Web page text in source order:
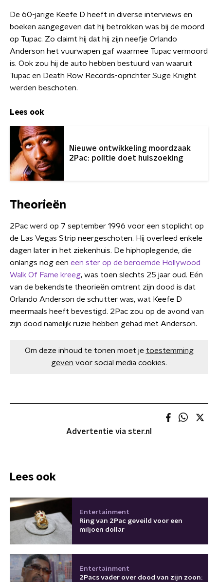
De 60-jarige Keefe D heeft in diverse interviews en
boeken aangegeven dat hij betrokken was bij de moord
op Tupac. Zo claimt hij dat hij zijn neefje Orlando
Anderson het vuurwapen gaf waarmee Tupac vermoord
is. Ook zou hij de auto hebben bestuurd van waaruit
Tupac en Death Row Records-oprichter Suge Knight
werden beschoten.
Lees ook
Nieuwe ontwikkeling moordzaak
2Pac: politie doet huiszoeking
Theorieën
2Pac werd op 7 september 1996 voor een stoplicht op
de Las Vegas Strip neergeschoten. Hij overleed enkele
dagen later in het ziekenhuis. De hiphoplegende, die
onlangs nog een een ster op de beroemde Hollywood
Walk Of Fame kreeg, was toen slechts 25 jaar oud. Eén
van de bekendste theorieën omtrent zijn dood is dat
Orlando Anderson de schutter was, wat Keefe D
meermaals heeft bevestigd. 2Pac zou op de avond van
zijn dood namelijk ruzie hebben gehad met Anderson.
Om deze inhoud te tonen moet je toestemming
geven voor social media cookies.
Advertentie via ster.nl
Lees ook
Entertainment
Ring van 2Pac geveild voor een
miljoen dollar
Entertainment
2Pacs vader over dood van zijn zoon: